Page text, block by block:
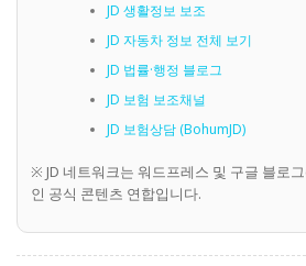
JD 생활정보 보조
JD 자동차 정보 전체 보기
JD 법률·행정 블로그
JD 보험 보조채널
JD 보험상담 (BohumJD)
※ JD 네트워크는 워드프레스 및 구글 블로
인 공식 콘텐츠 연합입니다.